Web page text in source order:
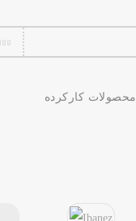
محصولات کارکرده